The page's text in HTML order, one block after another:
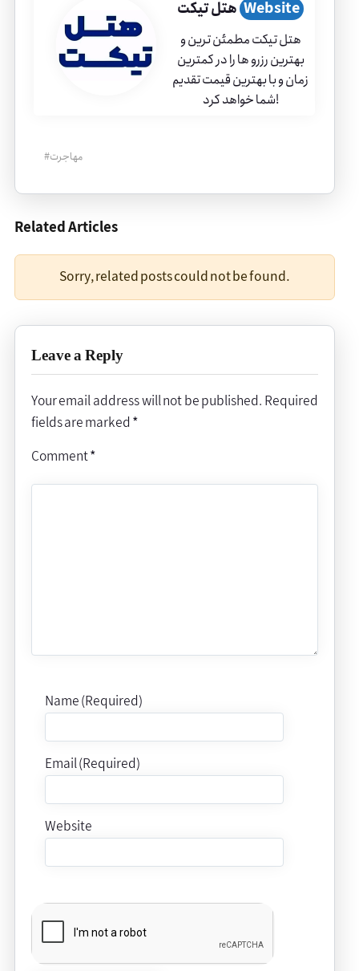
هتل تیکتWebsite
هتل تیکت مطمئن ترین و
بهترین رزرو ها را در کمترین
زمان و با بهترین قیمت تقدیم
شما خواهد کرد!
#مهاجرت
Related Articles
Sorry, related posts could not be found.
Leave a Reply
Your email address will not be published. Required
fields are marked *
Comment*
Name (Required)
Email (Required)
Website